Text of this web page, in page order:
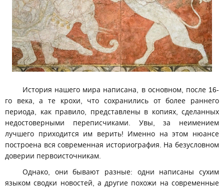
История нашего мира написана, в основном, после 16-
го века, а те крохи, что сохранились от более раннего
периода, как правило, представлены в копиях, сделанных
недостоверными переписчиками. Увы, за неимением
лучшего приходится им верить! Именно на этом нюансе
построена вся современная историография. На безусловном
доверии первоисточникам.
Однако, они бывают разные: одни написаны сухим
языком сводки новостей, а другие похожи на современные